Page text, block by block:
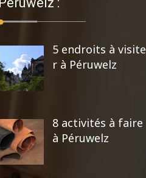
5 endroits à visite
r à Péruwelz
8 activités à faire
à Péruwelz